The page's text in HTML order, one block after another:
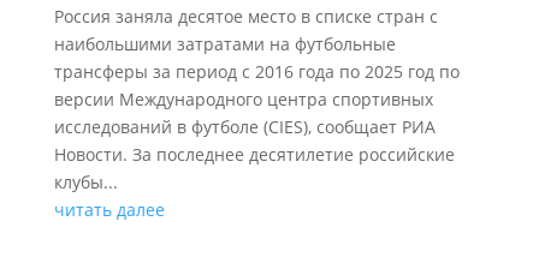
Россия заняла десятое место в списке стран с
наибольшими затратами на футбольные
трансферы за период с 2016 года по 2025 год по
версии Международного центра спортивных
исследований в футболе (CIES), сообщает РИА
Новости. За последнее десятилетие российские
клубы...
читать далее